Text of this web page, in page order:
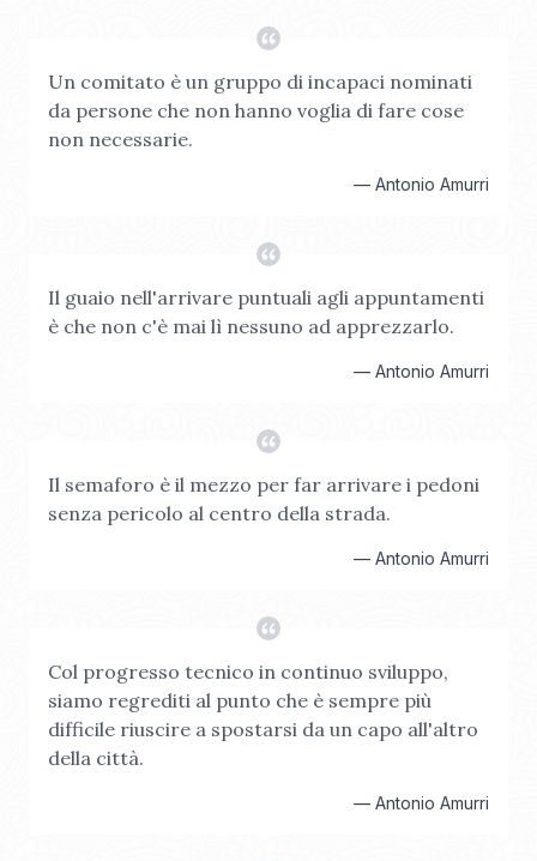
Un comitato è un gruppo di incapaci nominati
da persone che non hanno voglia di fare cose
non necessarie.
— Antonio Amurri
Il guaio nell'arrivare puntuali agli appuntamenti
è che non c'è mai lì nessuno ad apprezzarlo.
— Antonio Amurri
Il semaforo è il mezzo per far arrivare i pedoni
senza pericolo al centro della strada.
— Antonio Amurri
Col progresso tecnico in continuo sviluppo,
siamo regrediti al punto che è sempre più
difficile riuscire a spostarsi da un capo all'altro
della città.
— Antonio Amurri